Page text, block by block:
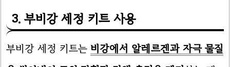
3. 부비강 세정 키트 사용
부비강 세정 키트는 비강에서 알레르겐과 자극 물질